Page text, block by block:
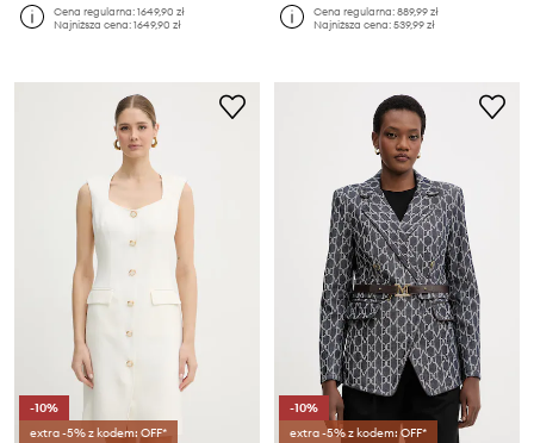
Cena regularna:1649,90 zł
Najniższa cena:1649,90 zł
Cena regularna:889,99 zł
Najniższa cena:539,99 zł
-10%
extra -5% z kodem: OFF*
-10%
extra -5% z kodem: OFF*